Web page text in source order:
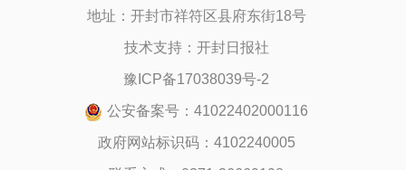
地址：开封市祥符区县府东街18号
技术支持：开封日报社
豫ICP备17038039号-2
公安备案号：41022402000116
政府网站标识码：4102240005